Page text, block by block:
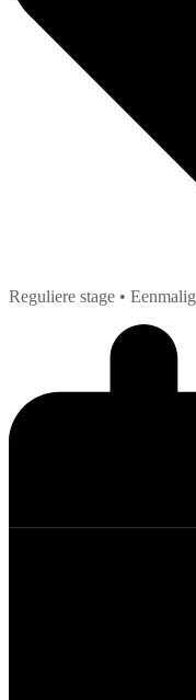
Reguliere stage • Eenmalig